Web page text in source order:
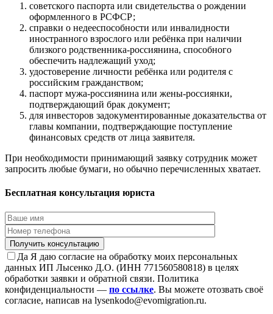
советского паспорта или свидетельства о рождении
оформленного в РСФСР;
справки о недееспособности или инвалидности
иностранного взрослого или ребёнка при наличии
близкого родственника-россиянина, способного
обеспечить надлежащий уход;
удостоверение личности ребёнка или родителя с
российским гражданством;
паспорт мужа-россиянина или жены-россиянки,
подтверждающий брак документ;
для инвесторов задокументированные доказательства от
главы компании, подтверждающие поступление
финансовых средств от лица заявителя.
При необходимости принимающий заявку сотрудник может
запросить любые бумаги, но обычно перечисленных хватает.
Бесплатная консультация юриста
Да Я даю согласие на обработку моих персональных
данных ИП Лысенко Д.О. (ИНН 771560580818) в целях
обработки заявки и обратной связи. Политика
конфиденциальности — по ссылке. Вы можете отозвать своё
согласие, написав на lysenkodo@evomigration.ru.